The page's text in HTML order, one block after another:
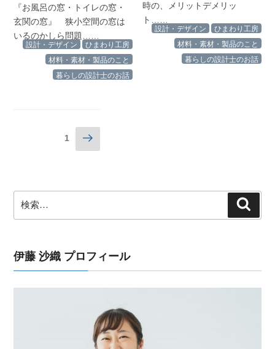
ひまわり工房
設計・デザイン
材料・素材・製品のこと
暮らしの設計士のお話
『お風呂の窓・トイレの窓・
玄関の窓』 狭小空間の窓は
いるのかしら問題……
ひまわり工房
設計・デザイン
材料・素材・製品のこと
暮らしの設計士のお話
時の、メリットデメリッ
ト……
ゲ
ー
ョ
ン
1
次
の
ジ
索:
索
伊藤 沙織 プロフィール